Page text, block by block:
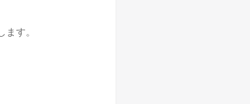
す。